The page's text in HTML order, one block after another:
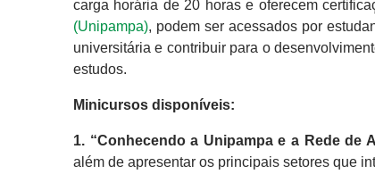
carga horária de 20 horas e oferecem
(Unipampa), podem ser acessados por
universitária e contribuir para o
estudos.
Minicursos disponíveis:
1. “Conhecendo a Unipampa e a Rede de
além de apresentar os principais setores que